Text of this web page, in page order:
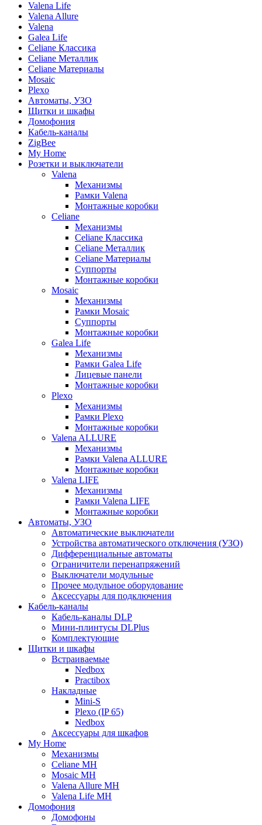
Valena Life
Valena Allure
Valena
Galea Life
Celiane Классика
Celiane Металлик
Celiane Материалы
Mosaic
Plexo
Автоматы, УЗО
Щитки и шкафы
Домофония
Кабель-каналы
ZigBee
My Home
Розетки и выключатели
Valena
Механизмы
Рамки Valena
Монтажные коробки
Celiane
Механизмы
Celiane Классика
Celiane Металлик
Celiane Материалы
Суппорты
Монтажные коробки
Mosaic
Механизмы
Рамки Mosaic
Суппорты
Монтажные коробки
Galea Life
Механизмы
Рамки Galea Life
Лицевые панели
Монтажные коробки
Plexo
Механизмы
Рамки Plexo
Монтажные коробки
Valena ALLURE
Механизмы
Рамки Valena ALLURE
Монтажные коробки
Valena LIFE
Механизмы
Рамки Valena LIFE
Монтажные коробки
Автоматы, УЗО
Автоматические выключатели
Устройства автоматического отключения (УЗО)
Дифференциальные автоматы
Ограничители перенапряжений
Выключатели модульные
Прочее модульное оборудование
Аксессуары для подключения
Кабель-каналы
Кабель-каналы DLP
Мини-плинтусы DLPlus
Комплектующие
Щитки и шкафы
Встраиваемые
Nedbox
Practibox
Накладные
Mini-S
Plexo (IP 65)
Nedbox
Аксессуары для шкафов
My Home
Механизмы
Celiane MH
Mosaic MH
Valena Allure MH
Valena Life MH
Домофония
Домофоны